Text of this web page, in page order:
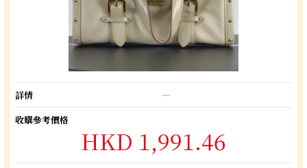
詳情
―
收購參考價格
HKD 1,991.46